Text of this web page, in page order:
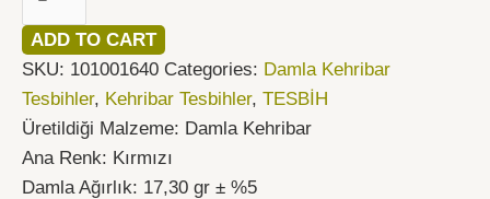
ADD TO CART
SKU: 101001640 Categories: Damla Kehribar
Tesbihler, Kehribar Tesbihler, TESBİH
Üretildiği Malzeme: Damla Kehribar
Ana Renk: Kırmızı
Damla Ağırlık: 17,30 gr ± %5